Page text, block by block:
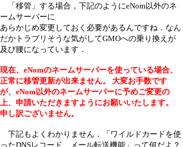
「移管」する場合，下記のようにeNom以外のネ
ームサーバーに
あらかじめ変更しておく必要があるんですね．なん
だかトラブリそうな気がしてGMOへの乗り換えが
及び腰になっています．
現在、eNomのネームサーバーを使っている場合、
正常に移管更新が出来ません。 大変お手数です
が、eNom以外のネームサーバーに予めご変更の
上、申請いただきますようにお願いいたします。
申し訳ございません。
下記もよくわかりません．「ワイルドカードを使
ったDNSレコード、メール転送機能」って何だよ？